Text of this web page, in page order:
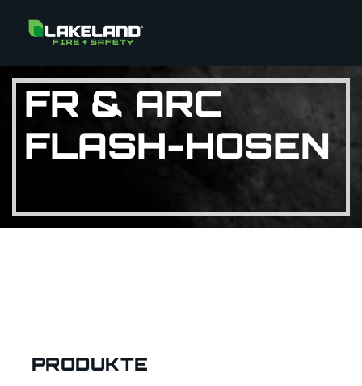
FR & ARC
FLASH-HOSEN
PRODUKTE